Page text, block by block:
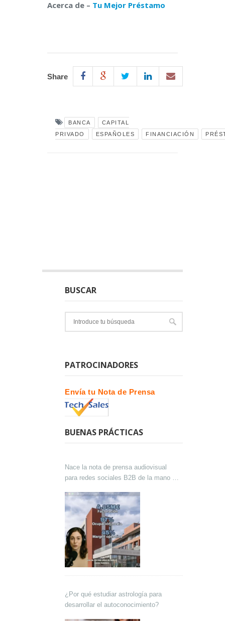
Acerca de – Tu Mejor Préstamo
Share
BANCA
CAPITAL
PRIVADO
ESPAÑOLES FINANCIACIÓN
BUSCAR
PATROCINADORES
Envía tu Nota de Prensa
BUENAS PRÁCTICAS
Nace la nota de prensa audiovisual
para redes sociales B2B de la mano de
¿Por qué estudiar astrología para
desarrollar el autoconocimiento?